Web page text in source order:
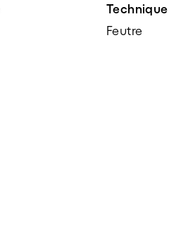
Technique
Feutre